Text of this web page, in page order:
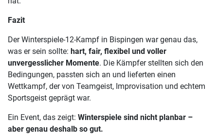
Fazit
Der Winterspiele-12-Kampf in Bispingen war genau das,
was er sein sollte: hart, fair, flexibel und voller
unvergesslicher Momente. Die Kämpfer stellten sich den
Bedingungen, passten sich an und lieferten einen
Wettkampf, der von Teamgeist, Improvisation und echtem
Sportsgeist geprägt war.
Ein Event, das zeigt: Winterspiele sind nicht planbar –
aber genau deshalb so gut.